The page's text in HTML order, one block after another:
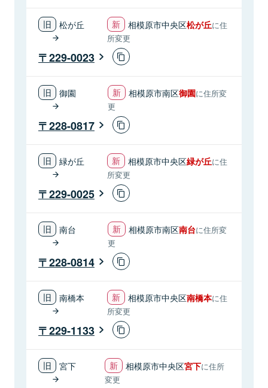
松が丘 相模原市中央区松が丘に住
所変更
229-0023
御園 相模原市南区御園に住所変
更
228-0817
緑が丘 相模原市中央区緑が丘に住
所変更
229-0025
南台 相模原市南区南台に住所変
更
228-0814
南橋本 相模原市中央区南橋本に住
所変更
229-1133
宮下 相模原市中央区宮下に住所
変更